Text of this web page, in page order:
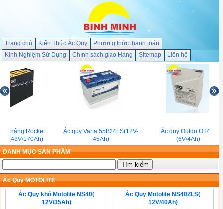
Trang chủ Kiến Thức Ắc Quy
Phương thức thanh toán
Kinh Nghiệm Sử Dụng
Chính sách giao Hàng Sitemap Liên hệ
xe nâng Rocket
(48V/170Ah)
Ắc quy Varta 55B24LS(12V-
45Ah)
Ắc quy Outdo OT4-6
(6V/4Ah)
DANH MỤC SẢN PHẨM
Ắc Quy MOTOLITE
Ắc Quy khô Motolite NS40(
12V/35Ah)
Ắc Quy Motolite NS40ZLS(
12V/40Ah)